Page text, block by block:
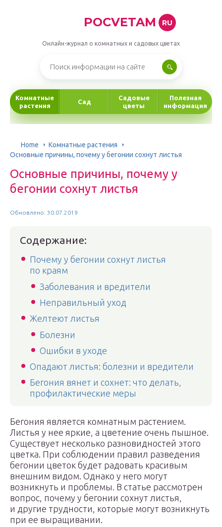
POCVETAM RU
Онлайн-журнал о комнатных и садовых цветах
Комнатные
растения
Сад
Садовые
цветы
Полезная
информация
Home
Комнатные растения
Основные причины, почему у бегонии сохнут листья
Основные причины, почему у
бегонии сохнут листья
Обновлено: 30.07.2019
Содержание:
Почему у бегонии сохнут листья
по краям
Заболевания и вредители
Неправильный уход
Желтеют листья
Болезни
Ошибки в уходе
Опадают листья: болезни и вредители
Бегония вянет и сохнет: что делать,
профилактические меры
Бегония является комнатным растением.
Листья у нее яркие, а цветение очень пышное.
Существует несколько разновидностей этого
цветка. При соблюдении правил разведения
бегонии цветок будет радовать красивым
внешним видом. Однако у него могут
возникнуть и проблемы. В статье рассмотрен
вопрос, почему у бегонии сохнут листья,
и другие трудности, которые могут возникнуть
при ее выращивании.